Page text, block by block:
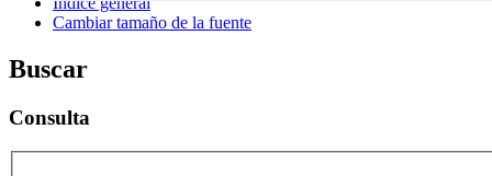
Cambiar tamaño de la fuente
Buscar
Consulta